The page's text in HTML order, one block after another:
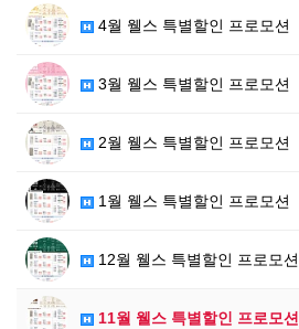
4월 웰스 특별할인 프로모션
3월 웰스 특별할인 프로모션
2월 웰스 특별할인 프로모션
1월 웰스 특별할인 프로모션
12월 웰스 특별할인 프로모션
11월 웰스 특별할인 프로모션